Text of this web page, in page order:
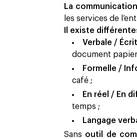
La
les services de
Il existe
Verbale /
document
Formelle /
café ;
En réel / En
temps ;
Langage
Sans outil de